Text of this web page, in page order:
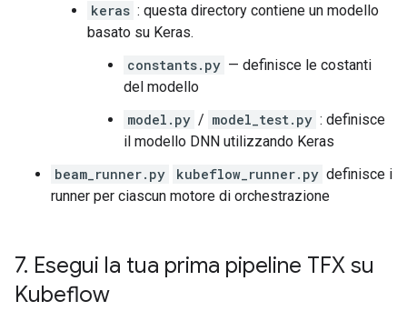
keras : questa directory contiene un modello
basato su Keras.
constants.py — definisce le costanti
del modello
model.py / model_test.py : definisce
il modello DNN utilizzando Keras
beam_runner.py
kubeflow_runner.py definisce i
runner per ciascun motore di orchestrazione
7. Esegui la tua prima pipeline TFX su
Kubeflow